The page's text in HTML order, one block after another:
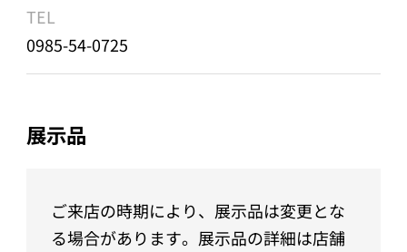
TEL
0985-54-0725
展示品
ご来店の時期により、展示品は変更とな
る場合があります。展示品の詳細は店舗